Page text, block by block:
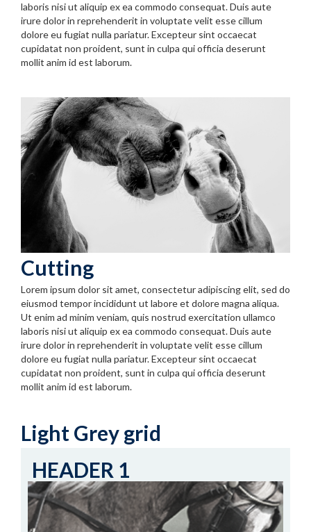
laboris nisi ut aliquip ex ea commodo consequat. Duis aute
irure dolor in reprehenderit in voluptate velit esse cillum
dolore eu fugiat nulla pariatur. Excepteur sint occaecat
cupidatat non proident, sunt in culpa qui officia deserunt
mollit anim id est laborum.
Cutting
Lorem ipsum dolor sit amet, consectetur adipiscing elit, sed do
eiusmod tempor incididunt ut labore et dolore magna aliqua.
Ut enim ad minim veniam, quis nostrud exercitation ullamco
laboris nisi ut aliquip ex ea commodo consequat. Duis aute
irure dolor in reprehenderit in voluptate velit esse cillum
dolore eu fugiat nulla pariatur. Excepteur sint occaecat
cupidatat non proident, sunt in culpa qui officia deserunt
mollit anim id est laborum.
Light Grey grid
HEADER 1